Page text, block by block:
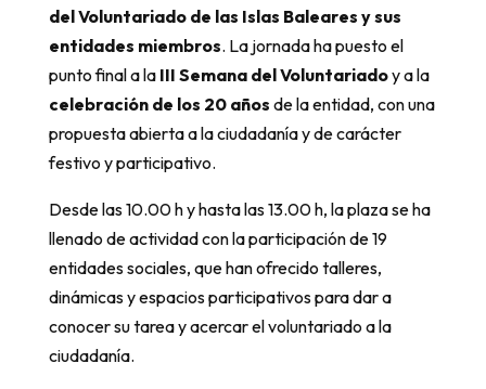
del Voluntariado de las Islas Baleares y sus
entidades miembros. La jornada ha puesto el
punto final a la III Semana del Voluntariadoy a la
celebración de los 20 años de la entidad, con una
propuesta abierta a la ciudadanía y de carácter
festivo y participativo.
Desde las 10.00 h y hasta las 13.00 h, la plaza se ha
llenado de actividad con la participación de 19
entidades sociales, que han ofrecido talleres,
dinámicas y espacios participativos para dar a
conocer su tarea y acercar el voluntariado a la
ciudadanía.